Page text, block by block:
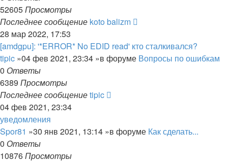
52605Просмотры
Последнее сообщение koto balizm
28 мар 2022, 17:53
[amdgpu]: '*ERROR* No EDID read' кто сталкивался?
tipic »04 фев 2021, 23:34 »в форуме Вопросы по ошибкам
0 Ответы
6389 Просмотры
Последнее сообщениеtipic
04 фев 2021, 23:34
уведомления
Spor81 »30 янв 2021, 13:14 »в форуме Как сделать...
0 Ответы
10876Просмотры